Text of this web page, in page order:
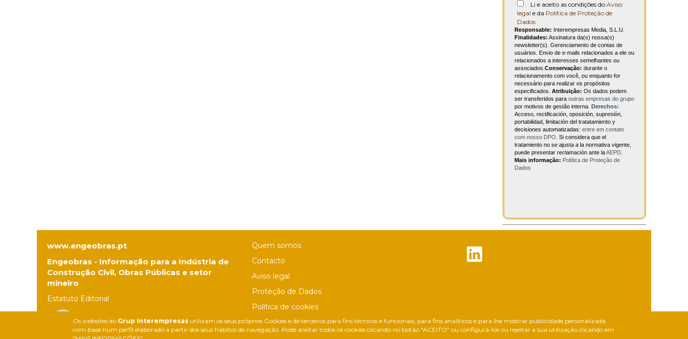
Os websites do Grup Interempresas utilizam os seus próprios Cookies e de terceiros para fins técnicos e funcionais, para fins analíticos e para lhe mostrar publicidade personalizada
com base num perfil elaborado a partir dos seus hábitos de navegação. Pode aceitar todos os cookies clicando no botão "ACEITO" ou configurá-los ou rejeitar a sua utilização clicando em
Li e aceito as condições do Aviso
legal e da Política de Proteção de
Dados
Responsable: Interempresas Media, S.L.U.
Finalidades: Assinatura da(s) nossa(s)
newsletter(s). Gerenciamento de contas de
usuários. Envio de e-mails relacionados a ele ou
relacionados a interesses semelhantes ou
associados. Conservação: durante o
relacionamento com você, ou enquanto for
necessário para realizar os propósitos
especificados. Atribuição: Os dados podem
ser transferidos para outras empresas do grupo
por motivos de gestão interna. Derechos:
Acceso, rectificación, oposición, supresión,
portabilidad, limitación del tratatamiento y
decisiones automatizadas: entre em contato
com nosso DPO . Si considera que el
tratamiento no se ajusta a la normativa vigente,
puede presentar reclamación ante laAEPD
Mais informação: Política de Proteção de
Dados
www.engeobras.pt
Engeobras - Informação para a Indústria de
Construção Civil, Obras Públicas e setor
mineiro
Estatuto Editorial
Quem somos
Contacto
Aviso legal
Proteção de Dados
Política de cookies
Política de Privacidade Nas Redes Sociais